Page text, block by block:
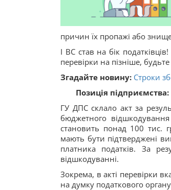
причин їх пропажі або
І ВС став на бік
перевірки на пізніше,
Згадайте новину: Строки
Позиція
ГУ ДПС склало акт за
бюджетного
становить понад 100 тис.
мають бути підтверджені
платника податків. За
відшкодуванні.
Зокрема, в акті перевірки
на думку податкового